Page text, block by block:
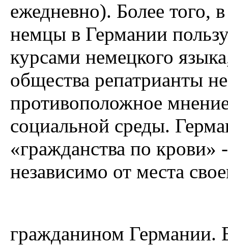
ежедневно). Более того,
немцы в Германии
курсами немецкого
общества репатрианты
противоположное
социальной среды.
«гражданства по крови»
независимо от места
гражданином Германии.